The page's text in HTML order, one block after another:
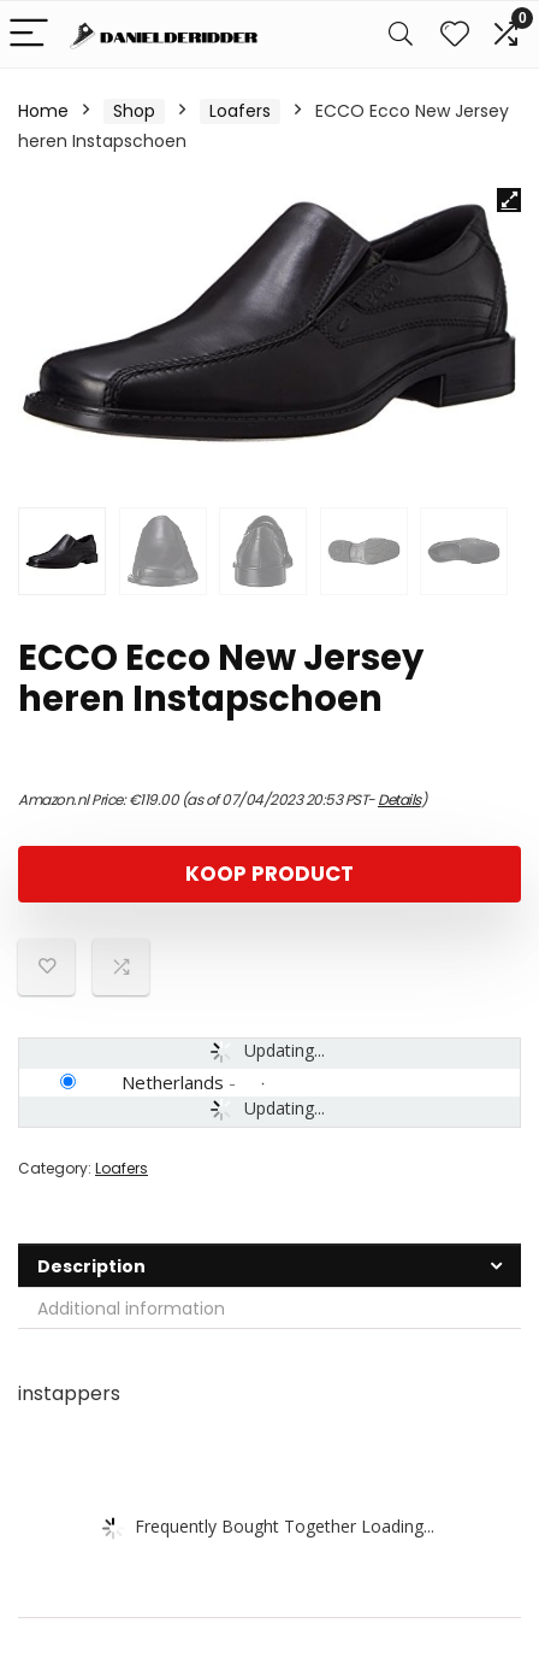
0
Home Shop Loafers
ECCO Ecco New Jersey
heren Instapschoen
ECCO Ecco New Jersey
heren Instapschoen
Amazon.nl Price:€119.00(as of 07/04/2023 20:53 PST-Details)
KOOP PRODUCT
Updating...
Updating...
Netherlands -
Category: Loafers
Description
Additional information
instappers
Frequently Bought Together Loading...